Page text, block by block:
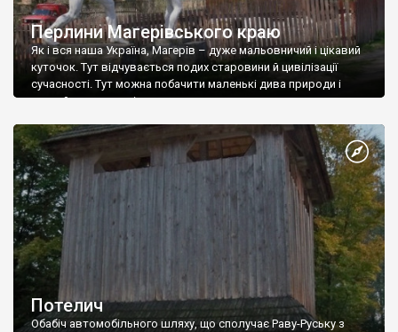
Перлини Магерівського краю
Як і вся наша Україна, Магерів – дуже мальовничий і цікавий
куточок. Тут відчувається подих старовини й цивілізації
сучасності. Тут можна побачити маленькі дива природи і
познайомитись з цікавими працьовитими людьми.
осередок освіти і культури селища. Побудована у 1986 році в
ній навчається 496 учнів і […]
Потелич
Обабіч автомобільного шляху, що сполучає Раву-Руську з